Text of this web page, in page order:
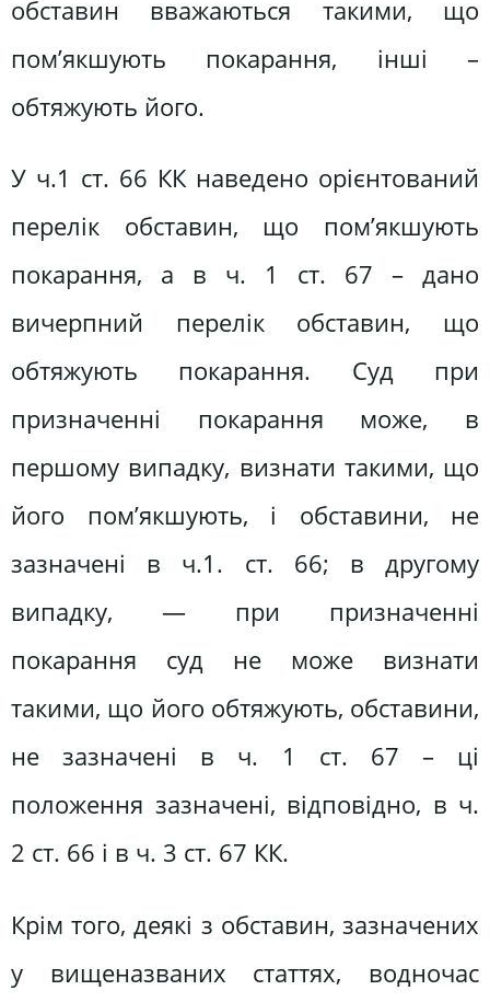
обставин вважаються такими, що
пом’якшують покарання, інші –
обтяжують його.
У ч.1 ст. 66 КК наведено орієнтований
перелік обставин, що пом’якшують
покарання, а в ч. 1 ст. 67 – дано
вичерпний перелік обставин, що
обтяжують покарання. Суд при
призначенні покарання може, в
першому випадку, визнати такими, що
його пом’якшують, і обставини, не
зазначені в ч.1. ст. 66; в другому
випадку, — при призначенні
покарання суд не може визнати
такими, що його обтяжують, обставини,
не зазначені в ч. 1 ст. 67 – ці
положення зазначені, відповідно, в ч.
2 ст. 66 і в ч. 3 ст. 67 КК.
Крім того, деякі з обставин, зазначених
у вищеназваних статтях, водночас